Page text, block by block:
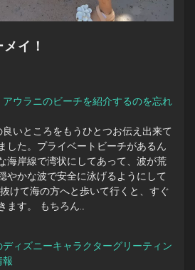
イ！
アウラニのビーチを紹介するのを忘れ
良いところをもうひとつお伝え出来て
した。プライベートビーチがあるん
海岸線で湾状にしてあって、波が荒
やかな波で安全に泳げるようにして
けて海の方へと歩いて行くと、すぐ
ます。 もちろん…
ディズニーキャラクターグリーティン
報